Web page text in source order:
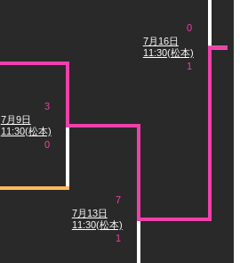
7月9日
11:30(松本)
3
0
7月13日
11:30(松本)
7
1
7月16日
11:30(松本)
0
1